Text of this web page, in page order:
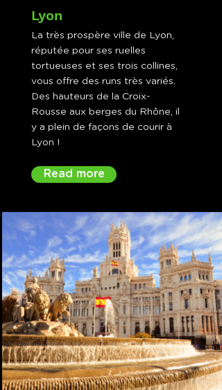
Lyon
La très prospère ville de Lyon,
réputée pour ses ruelles
tortueuses et ses trois collines,
vous offre des runs très variés.
Des hauteurs de la Croix-
Rousse aux berges du Rhône, il
y a plein de façons de courir à
Lyon !
Read more